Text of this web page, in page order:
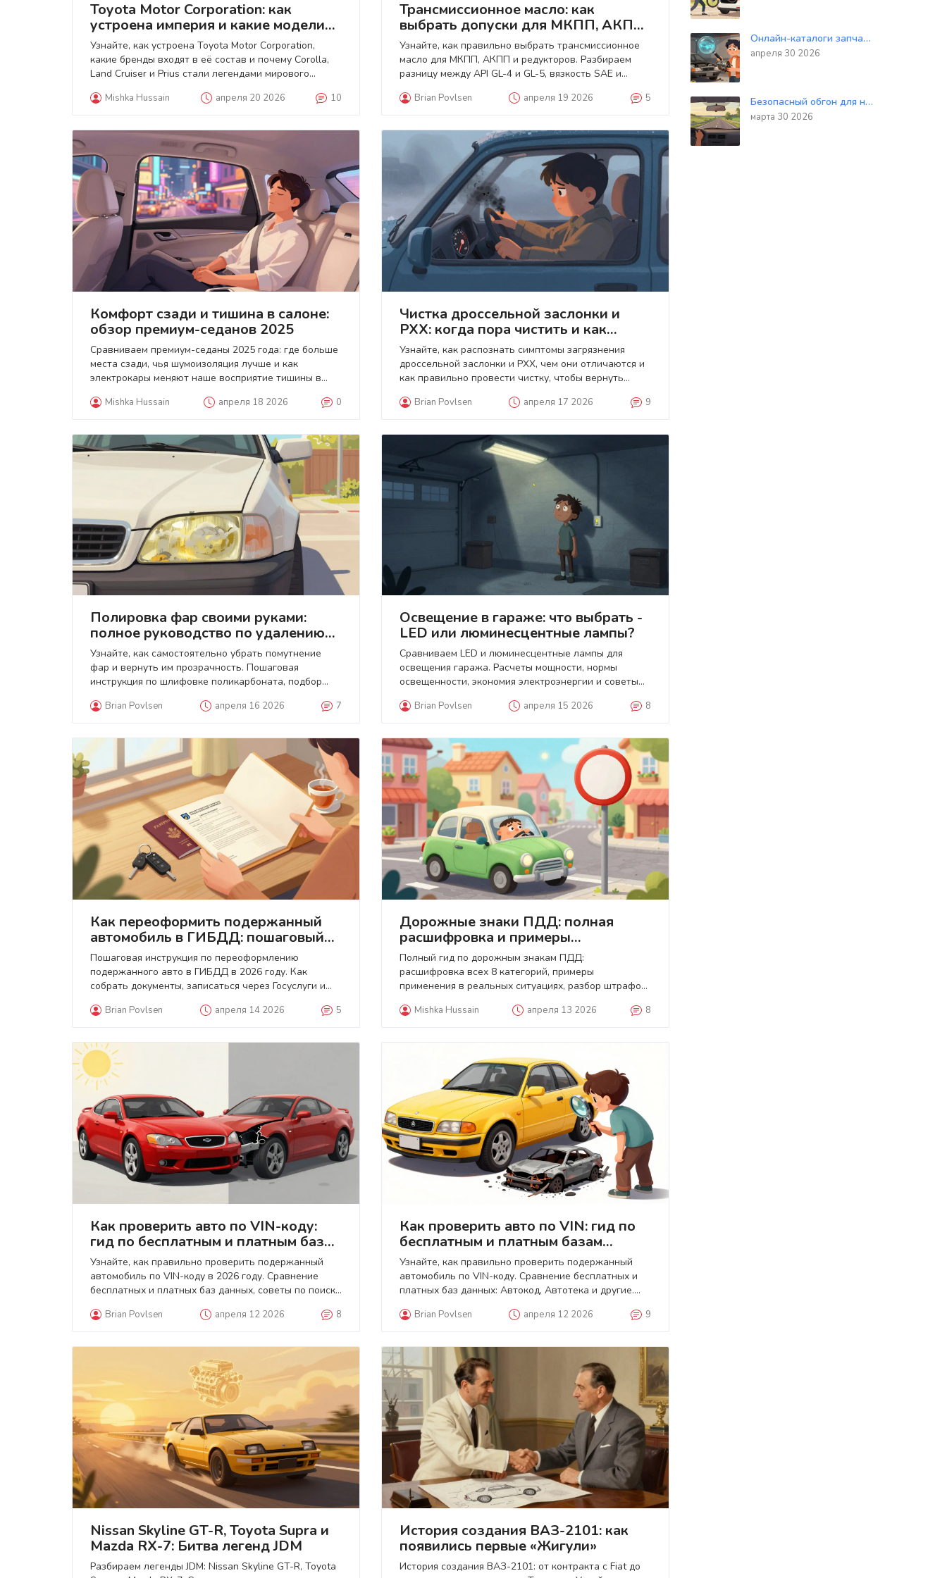
Toyota Motor Corporation: как
устроена империя и какие модели
стали легендами
Узнайте, как устроена Toyota Motor Corporation,
какие бренды входят в её состав и почему Corolla,
Land Cruiser и Prius стали легендами мирового
Mishka Hussain апреля 20 2026 10
Трансмиссионное масло: как
выбрать допуски для МКПП, АКПП
и редукторов
Узнайте, как правильно выбрать трансмиссионное
масло для МКПП, АКПП и редукторов. Разбираем
разницу между API GL-4 и GL-5, вязкость SAE и
Brian Povlsen апреля 19 2026 5
Комфорт сзади и тишина в салоне:
обзор премиум-седанов 2025
Сравниваем премиум-седаны 2025 года: где больше
места сзади, чья шумоизоляция лучше и как
электрокары меняют наше восприятие тишины в
Mishka Hussain апреля 18 2026 0
Чистка дроссельной заслонки и
РХХ: когда пора чистить и как
распознать симптомы
Узнайте, как распознать симптомы загрязнения
дроссельной заслонки и РХХ, чем они отличаются и
как правильно провести чистку, чтобы вернуть
Brian Povlsen апреля 17 2026 9
Полировка фар своими руками:
полное руководство по удалению
помутнения
Узнайте, как самостоятельно убрать помутнение
фар и вернуть им прозрачность. Пошаговая
инструкция по шлифовке поликарбоната, подбор
Brian Povlsen апреля 16 2026 7
Освещение в гараже: что выбрать -
LED или люминесцентные лампы?
Сравниваем LED и люминесцентные лампы для
освещения гаража. Расчеты мощности, нормы
освещенности, экономия электроэнергии и советы
Brian Povlsen апреля 15 2026 8
Как переоформить подержанный
автомобиль в ГИБДД: пошаговый
гид 2026
Пошаговая инструкция по переоформлению
подержанного авто в ГИБДД в 2026 году. Как
собрать документы, записаться через Госуслуги и
Brian Povlsen апреля 14 2026 5
Дорожные знаки ПДД: полная
расшифровка и примеры
применения
Полный гид по дорожным знакам ПДД:
расшифровка всех 8 категорий, примеры
применения в реальных ситуациях, разбор штрафов
Mishka Hussain апреля 13 2026 8
Как проверить авто по VIN-коду:
гид по бесплатным и платным базам
2026
Узнайте, как правильно проверить подержанный
автомобиль по VIN-коду в 2026 году. Сравнение
бесплатных и платных баз данных, советы по поиску
Brian Povlsen апреля 12 2026 8
Как проверить авто по VIN: гид по
бесплатным и платным базам
данных
Узнайте, как правильно проверить подержанный
автомобиль по VIN-коду. Сравнение бесплатных и
платных баз данных: Автокод, Автотека и другие.
Brian Povlsen апреля 12 2026 9
Nissan Skyline GT-R, Toyota Supra и
Mazda RX-7: Битва легенд JDM
Разбираем легенды JDM: Nissan Skyline GT-R, Toyota
История создания ВАЗ-2101: как
появились первые «Жигули»
История создания ВАЗ-2101: от контракта с Fiat до
Онлайн-каталоги запчастей: как точно подобрать детали по VIN и схемам
апреля 30 2026
Безопасный обгон для начинающих водителей: правила, дистанция и тайминг
марта 30 2026